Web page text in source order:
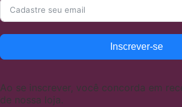
Inscrever-se
Ao se inscrever, você concorda em
de nossa loja.